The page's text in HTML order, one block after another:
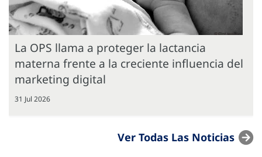
La OPS llama a proteger la lactancia
materna frente a la creciente influencia del
marketing digital
31 Jul 2026
Ver Todas Las Noticias